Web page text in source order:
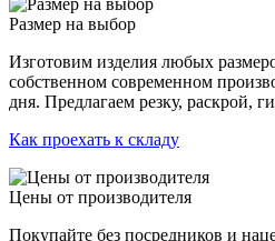
Размер на выбор
Изготовим изделия любых
собственном современном
дня. Предлагаем резку, раскрой,
Как проехать к складу
Цены от производителя
Покупайте без посредников и